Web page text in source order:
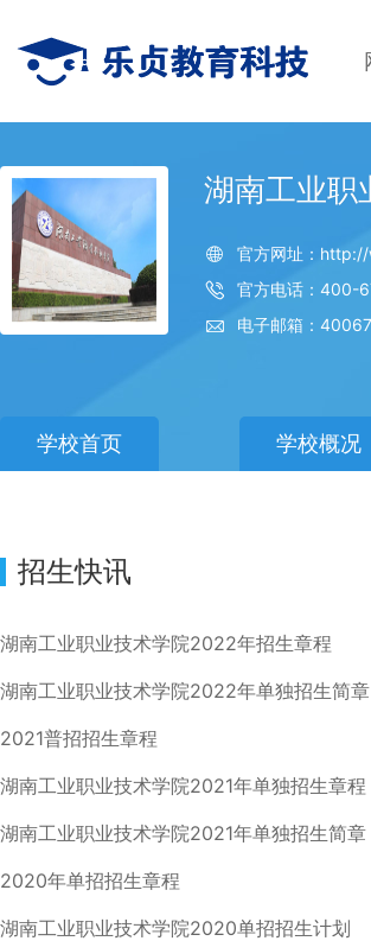
湖南工业职
官方网址：
官方电话：400-
电子邮箱：
学校首页 学校概况
招生快讯
湖南工业职业技术学院2022年招生章程
湖南工业职业技术学院2022年单独招生简章
2021普招招生章程
湖南工业职业技术学院2021年单独招生章程
湖南工业职业技术学院2021年单独招生简章
2020年单招招生章程
湖南工业职业技术学院2020单招招生计划